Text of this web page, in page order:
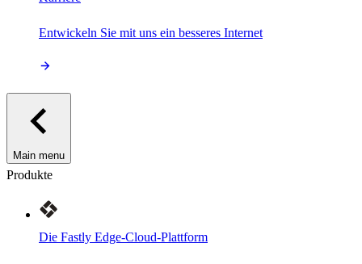
Entwickeln Sie mit uns ein besseres Internet
Main menu
Produkte
Die Fastly Edge-Cloud-Plattform